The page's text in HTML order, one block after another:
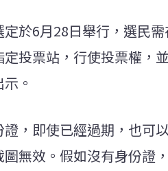
於6月28日舉行，選民
投票站，行使投票權，
。
，即使已經過期，也可
無效。假如沒有身份證